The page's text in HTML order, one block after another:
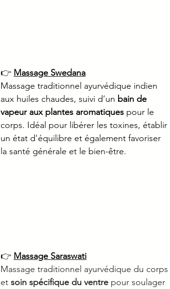
👉 Massage Swedana
Massage traditionnel ayurvédique indien
aux huiles chaudes, suivi d’un bain de
vapeur aux plantes aromatiques pour le
corps. Idéal pour libérer les toxines, établir
un état d'équilibre et également favoriser
la santé générale et le bien-être.
👉 Massage Saraswati
Massage traditionnel ayurvédique du corps
et soin spécifique du ventre pour soulager